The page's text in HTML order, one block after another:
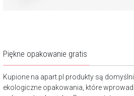
Piękne opakowanie gratis
Kupione na apart.pl produkty są
ekologiczne opakowania, które